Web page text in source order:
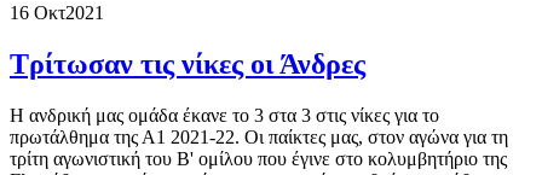
16 Οκτ2021
Τρίτωσαν τις νίκες οι Άνδρες
Η ανδρική μας ομάδα έκανε το 3 στα 3 στις νίκες για το
πρωτάλθημα της Α1 2021-22. Οι παίκτες μας, στον αγώνα για τη
τρίτη αγωνιστική του Β' ομίλου που έγινε στο κολυμβητήριο της